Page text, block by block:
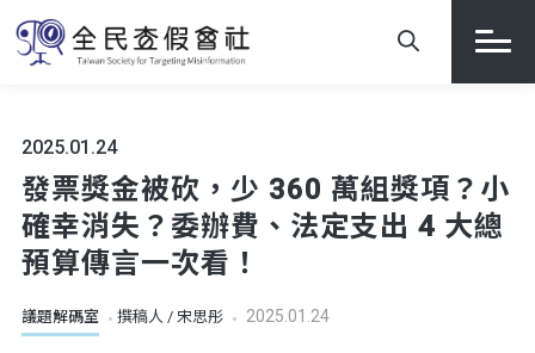
2025.01.24
發票獎金被砍，少 360 萬組獎項？小
確幸消失？委辦費、法定支出 4 大總
預算傳言一次看！
議題解碼室 撰稿人 / 宋思彤 2025.01.24